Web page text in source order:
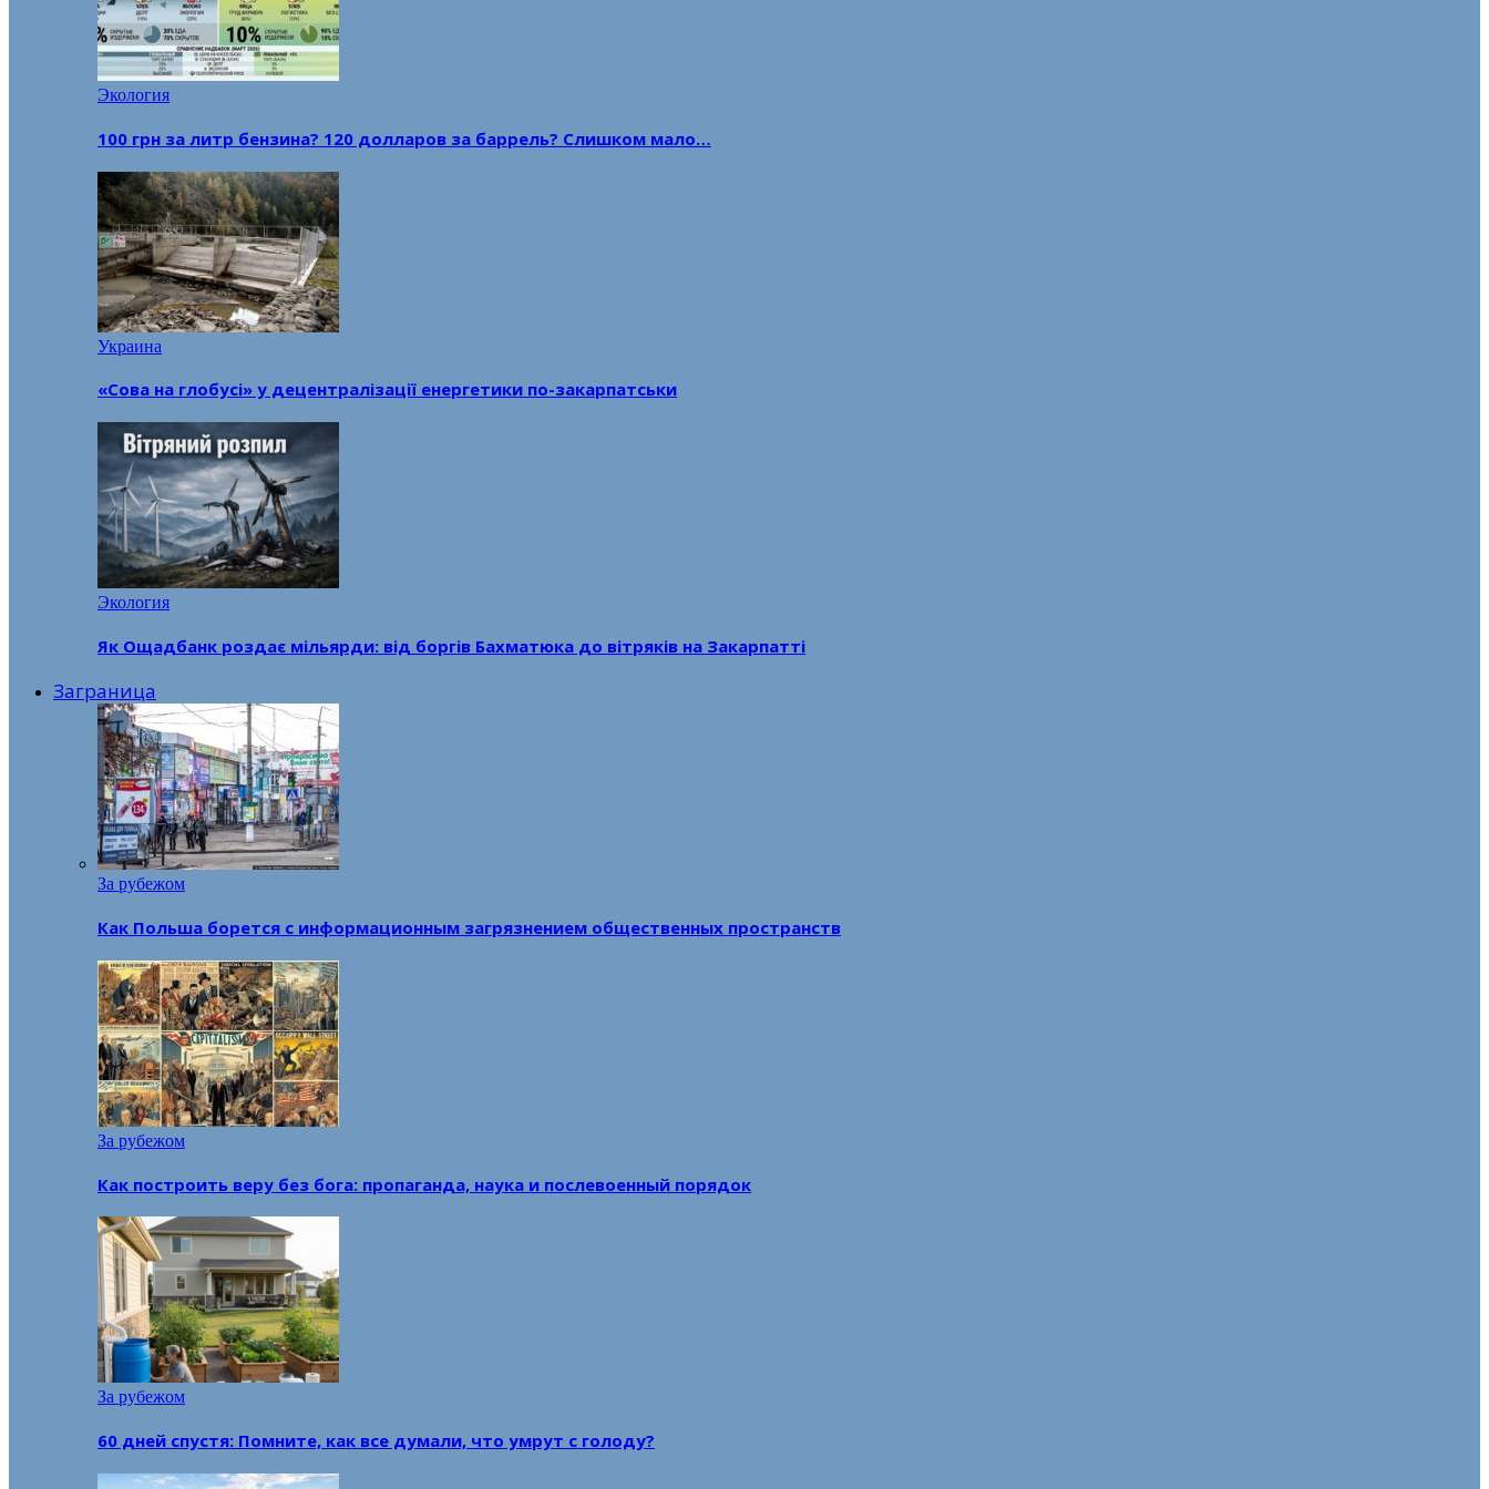
Экология
100 грн за литр бензина? 120 долларов за баррель? Слишком мало…
Украина
«Сова на глобусі» у децентралізації енергетики по-закарпатськи
Экология
Як Ощадбанк роздає мільярди: від боргів Бахматюка до вітряків на Закарпатті
Заграница
За рубежом
Как Польша борется с информационным загрязнением общественных пространств
За рубежом
Как построить веру без бога: пропаганда, наука и послевоенный порядок
За рубежом
60 дней спустя: Помните, как все думали, что умрут с голоду?